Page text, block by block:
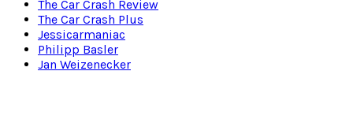
The Car Crash Review
The Car Crash Plus
Jessicarmaniac
Philipp Basler
Jan Weizenecker